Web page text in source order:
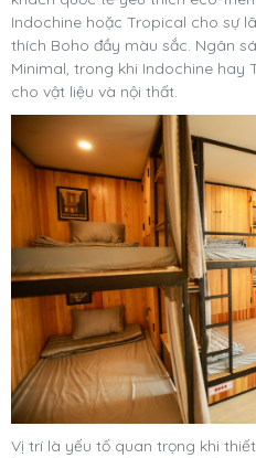
Indochine hoặc Tropical cho sự
thích Boho đầy màu sắc. Ngân
Minimal, trong khi Indochine hay
cho vật liệu và nội thất.
Vị trí là yếu tố quan trọng khi